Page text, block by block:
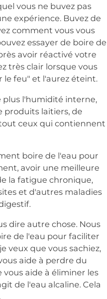
vous ne buvez pas
expérience. Buvez de
comment vous vous
essayer de boire de
avoir réactivé votre
très clair lorsque vous
le feu" et l'aurez éteint.
plus l'humidité interne,
produits laitiers, de
ceux qui contiennent
boire de l'eau pour
avoir une meilleure
la fatigue chronique,
et d'autres maladies
dire autre chose. Nous
de l'eau pour faciliter
veux que vous sachiez,
aide à perdre du
aide à éliminer les
de l'eau alcaline. Cela